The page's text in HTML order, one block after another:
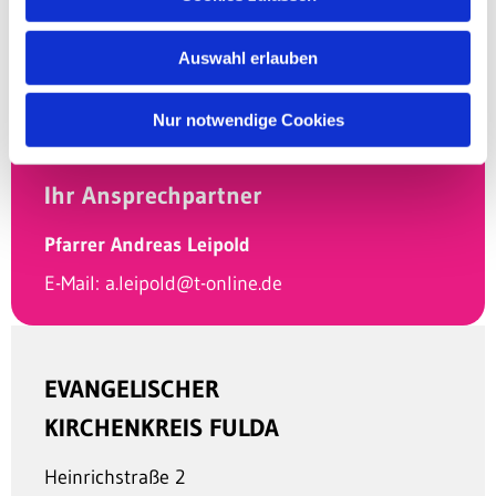
Auswahl erlauben
Nur notwendige Cookies
Ihr Ansprechpartner
Pfarrer Andreas Leipold
E-Mail: a.leipold@t-online.de
EVANGELISCHER
KIRCHENKREIS FULDA
Heinrichstraße 2